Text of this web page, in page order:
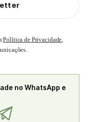
Política de Privacidade,
no WhatsApp e